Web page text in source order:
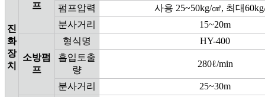
진
화
장
치
프
펌프압력
사용 25~50kg/㎠, 최대
분사거리
15~20m
소방펌
프
형식명
HY-400
흡입토출
량
280ℓ/min
분사거리 25~30m